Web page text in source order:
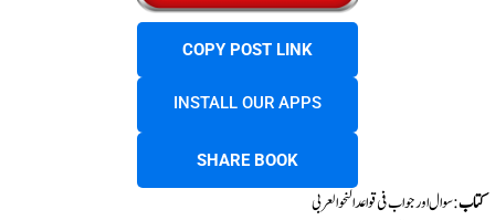
COPY POST LINK
INSTALL OUR APPS
SHARE BOOK
کتاب:سوال اور جواب فی قواعد النحو العربی